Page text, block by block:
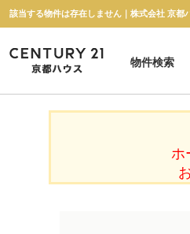
該当する物件は存在しません｜株式会社 京都
物件検索
ホ